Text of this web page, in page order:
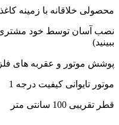
محصولی خلاقانه با زمینه
نصب آسان توسط خود
ببینید)
پوشش موتور و عقربه های
موتور تایوانی کیفیت درجه 1
قطر تقریبی 100 سانتی متر